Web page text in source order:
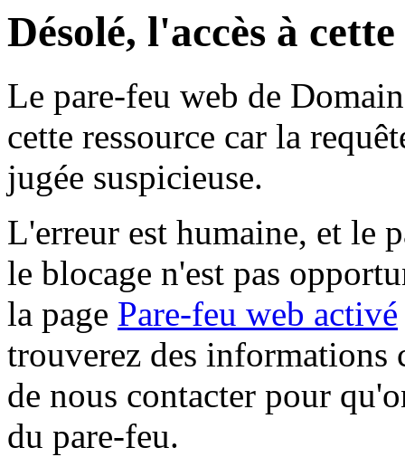
Désolé, l'accès à
Le pare-feu web de
cette ressource car la
jugée suspicieuse.
L'erreur est humaine, et le
le blocage n'est pas
la page Pare-feu web activé
trouverez des informations
de nous contacter pour
du pare-feu.